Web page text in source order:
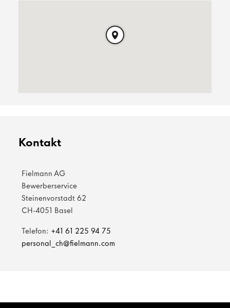
Kontakt
Fielmann AG
Bewerberservice
Steinenvorstadt 62
CH-4051 Basel
Telefon: +41 61 225 94 75
personal_ch@fielmann.com